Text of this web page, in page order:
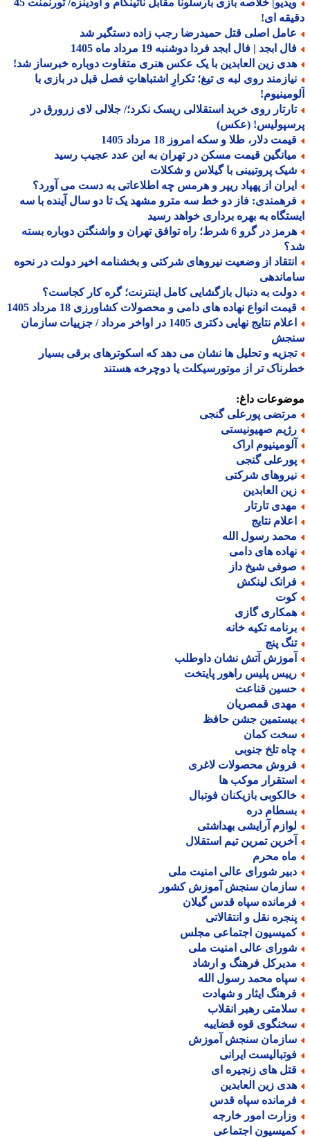
ویدیو| خلاصه بازی بارسلونا مقابل ناتینگام و اودینزه/ تورنمنت 45
ای!
اصلی قتل حمیدرضا رجب زاده دستگیر شد
ابجد | فال ابجد فردا دوشنبه 19 مرداد ماه 1405
زین العابدین با یک عکس هنری متفاوت دوباره خبرساز شد!
روی لبه ی تیغ؛ تکرارِ اشتباهاتِ فصل قبل در بازی با
روی خرید استقلالی ریسک نکرد؛/ جلالی لای زرورق در
(عکس)
دلار، طلا و سکه امروز 18 مرداد 1405
قیمت مسکن در تهران به این عدد عجیب رسید
پروتیینی با گیلاس و شکلات
از پهپاد ریپر و هرمس چه اطلاعاتی به دست می آورد؟
فاز دو خط سه مترو مشهد یک تا دو سال آینده با سه
به بهره برداری خواهد رسید
هرمز در گرو 6 شرط؛ راه توافق تهران و واشنگتن دوباره بسته
از وضعیت نیروهای شرکتی و بخشنامه اخیر دولت در نحوه
به دنبال بازگشایی کامل اینترنت؛ گره کار کجاست؟
انواع نهاده های دامی و محصولات کشاورزی 18 مرداد 1405
اعلام نتایج نهایی دکتری 1405 در اواخر مرداد / جزییات سازمان
و تحلیل ها نشان می دهد که اسکوترهای برقی بسیار
تر از موتورسیکلت یا دوچرخه هستند
داغ:
پورعلی گنجی
صهیونیستی
اراک
گنجی
شرکتی
العابدین
تارتار
نتایج
رسول الله
های دامی
شیخ داز
لینکش
گازی
تکیه خانه
پنج
آتش نشان داوطلب
پلیس راهور پایتخت
قناعت
قمصریان
جشن حافظ
کمان
تلخ جنوبی
محصولات لاغری
موکب ها
بازیکنان فوتبال
دره
آرایشی بهداشتی
تمرین تیم استقلال
محرم
شورای عالی امنیت ملی
سنجش آموزش کشور
سپاه قدس گیلان
نقل و انتقالاتی
اجتماعی مجلس
عالی امنیت ملی
فرهنگ و ارشاد
محمد رسول الله
ایثار و شهادت
رهبر انقلاب
قوه قضاییه
سنجش آموزش
ایرانی
های زنجیره ای
زین العابدین
سپاه قدس
امور خارجه
اجتماعی